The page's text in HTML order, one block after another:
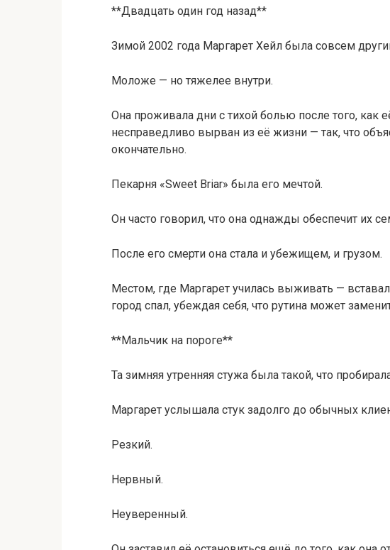
**Двадцать один год назад**
Зимой 2002 года Маргарет Хейл была совсем
Моложе — но тяжелее внутри.
Она проживала дни с тихой болью после того, как
несправедливо вырван из её жизни — так, что
окончательно.
Пекарня «Sweet Briar» была его мечтой.
Он часто говорил, что она однажды обеспечит их
После его смерти она стала и убежищем, и грузом.
Местом, где Маргарет училась выживать —
город спал, убеждая себя, что рутина может
**Мальчик на пороге**
Та зимняя утренняя стужа была такой, что
Маргарет услышала стук задолго до обычных
Резкий.
Нервный.
Неуверенный.